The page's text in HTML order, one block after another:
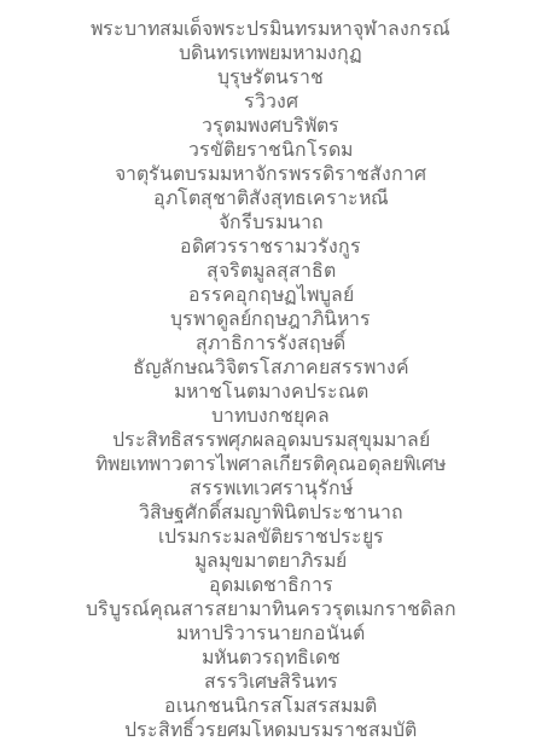
พระบาทสมเด็จพระปรมินทรมหาจุฬาลงกรณ์
บดินทรเทพยมหามงกุฏ
บุรุษรัตนราช
รวิวงศ
วรุตมพงศบริพัตร
วรขัติยราชนิกโรดม
จาตุรันตบรมมหาจักรพรรดิราชสังกาศ
อุภโตสุชาติสังสุทธเคราะหณี
จักรีบรมนาถ
อดิศวรราชรามวรังกูร
สุจริตมูลสุสาธิต
อรรคอุกฤษฏไพบูลย์
บุรพาดูลย์กฤษฎาภินิหาร
สุภาธิการรังสฤษดิ์
ธัญลักษณวิจิตรโสภาคยสรรพางค์
มหาชโนตมางคประณต
บาทบงกชยุคล
ประสิทธิสรรพศุภผลอุดมบรมสุขุมมาลย์
ทิพยเทพาวตารไพศาลเกียรติคุณอดุลยพิเศษ
สรรพเทเวศรานุรักษ์
วิสิษฐศักดิ์สมญาพินิตประชานาถ
เปรมกระมลขัติยราชประยูร
มูลมุขมาตยาภิรมย์
อุดมเดชาธิการ
บริบูรณ์คุณสารสยามาทินครวรุตเมกราชดิลก
มหาปริวารนายกอนันต์
มหันตวรฤทธิเดช
สรรวิเศษสิรินทร
อเนกชนนิกรสโมสรสมมติ
ประสิทธิ์วรยศมโหดมบรมราชสมบัติ